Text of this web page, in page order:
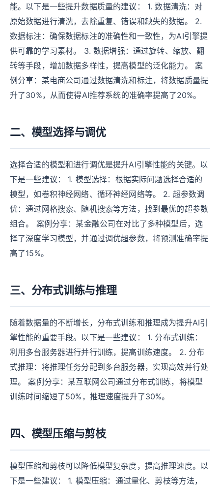
能。以下是一些提升数据质量的建议： 1. 数据清洗：对
原始数据进行清洗，去除重复、错误和缺失的数据。 2.
数据标注：确保数据标注的准确性和一致性，为AI引擎提
供可靠的学习素材。 3. 数据增强：通过旋转、缩放、翻
转等手段，增加数据多样性，提高模型的泛化能力。 案
例分享：某电商公司通过数据清洗和标注，将数据质量提
升了30%，从而使得AI推荐系统的准确率提高了20%。
二、模型选择与调优
选择合适的模型和进行调优是提升AI引擎性能的关键。以
下是一些建议： 1. 模型选择：根据实际问题选择合适的
模型，如卷积神经网络、循环神经网络等。 2. 超参数调
优：通过网格搜索、随机搜索等方法，找到最优的超参数
组合。 案例分享：某金融公司在对比了多种模型后，选
择了深度学习模型，并通过调优超参数，将预测准确率提
高了15%。
三、分布式训练与推理
随着数据量的不断增长，分布式训练和推理成为提升AI引
擎性能的重要手段。以下是一些建议： 1. 分布式训练：
利用多台服务器进行并行训练，提高训练速度。 2. 分布
式推理：将推理任务分配到多台服务器，实现高效并行处
理。 案例分享：某互联网公司通过分布式训练，将模型
训练时间缩短了50%，推理速度提升了30%。
四、模型压缩与剪枝
模型压缩和剪枝可以降低模型复杂度，提高推理速度。以
下是一些建议： 1. 模型压缩：通过量化、剪枝等方法，